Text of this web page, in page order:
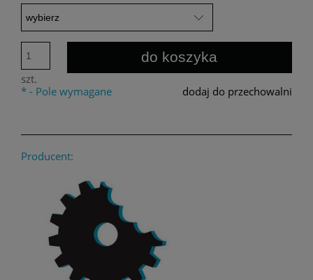
szt.
do koszyka
dodaj do przechowalni
* - Pole wymagane
Producent: